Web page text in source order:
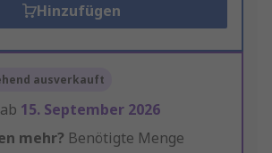
Hinzufügen
ausverkauft
15. September 2026
mehr? Benötigte Menge